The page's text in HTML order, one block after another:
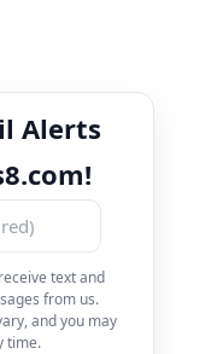
Alerts
text and
from us.
and you may
time.